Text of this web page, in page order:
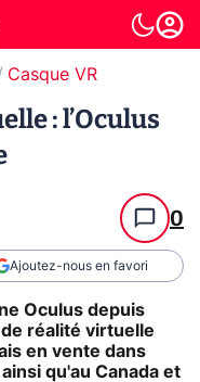
Casque VR
: l’Oculus
0
Ajoutez-nous en favori
Oculus depuis
réalité virtuelle
en vente dans
qu'au Canada et